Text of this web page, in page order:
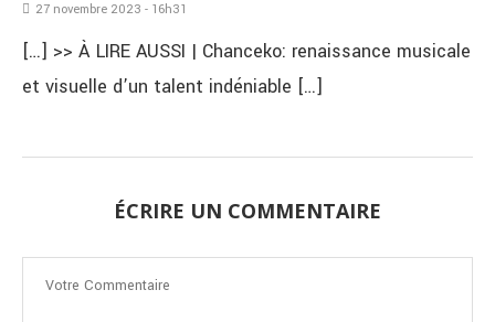
27 novembre 2023 - 16h31
[…] >> À LIRE AUSSI | Chanceko: renaissance musicale
et visuelle d’un talent indéniable […]
ÉCRIRE UN COMMENTAIRE